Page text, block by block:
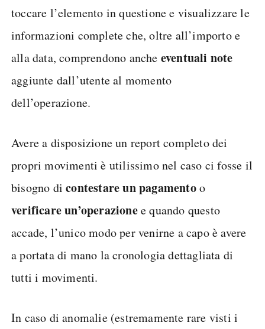
toccare l’elemento in questione e visualizzare le
informazioni complete che, oltre all’importo e
alla data, comprendono anche eventuali note
aggiunte dall’utente al momento
dell’operazione.
Avere a disposizione un report completo dei
propri movimenti è utilissimo nel caso ci fosse il
bisogno dicontestare un pagamentoo
verificareun’operazionee quando questo
accade, l’unico modo per venirne a capo è avere
a portata di mano la cronologia dettagliata di
tutti i movimenti.
In caso di anomalie (estremamente rare visti i